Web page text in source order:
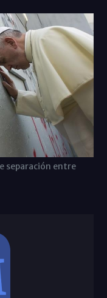
separación entre